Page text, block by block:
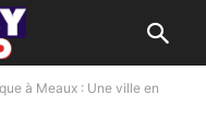
à Meaux : Une ville en